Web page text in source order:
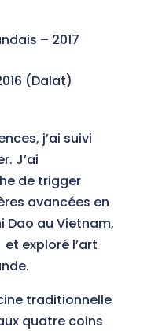
– 2017
(Dalat)
j’ai suivi
J’ai
de trigger
avancées en
Dao au Vietnam,
exploré l’art
traditionnelle
quatre coins